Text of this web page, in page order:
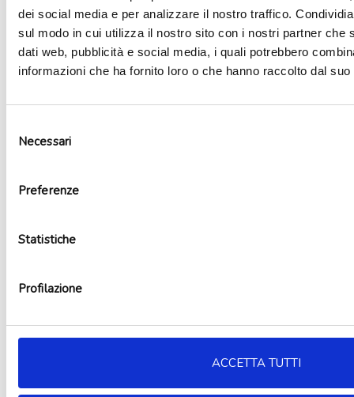
dei social media e per analizzare il nostro traffico.
sul modo in cui utilizza il nostro sito con i nostri partner che
dati web, pubblicità e social media, i quali potrebbero
informazioni che ha fornito loro o che hanno raccolto dal
delNecessari
Preferenze
Statistiche
Profilazione
ACCETTA TUTTI
Aggiungi al carrello